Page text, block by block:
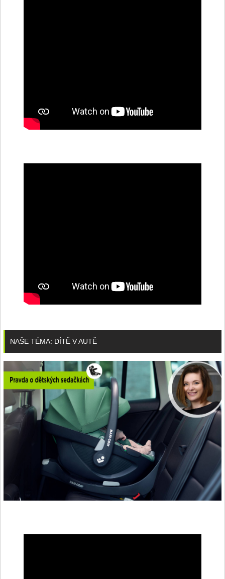
NAŠE TÉMA: DÍTĚ V AUTĚ